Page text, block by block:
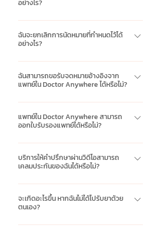
คำปรึกษาสิ้นสุดลง คุณสามารถดูเอกสาร
คุณมีไว้ในระหว่างการให้คำปรึกษาทางวิดีโอ
อุณหภูมิ ปากกาไฟฉาย หรือโทรศัพท์มือถือที่มี
ฟังก์ชันไฟฉายเพื่อส่องสว่างและให้ภาพที่
ชัดเจนขึ้นในส่วนของร่างกายที่สนใจ เครื่อง
และอัตราการเต้นของหัวใจ เครื่องตรวจ
น้ำตาลชนิดพกพาสำหรับผู้ป่วยโรคเบาหวาน
น้ำหนัก อุปกรณ์อื่นๆ ที่คุณรู้สึกว่าจะเป็น
ประโยชน์สำหรับการให้คำปรึกษา
ภูมิแพ้ โรคผิวหนัง อาการบาดเจ็บจากการเดิน
ทางหรือการเล่นกีฬา นอกจากนี้เรายังให้
บริการจัดส่งยาจากคลินิกไปยังหน้าประตูบ้าน
ของคุณภายในสามชั่วโมง นับจากเวลาที่คุณ
ทราบว่าแพทย์ของเราไม่ได้สั่งยาที่มีสารเสพ
ติดใดๆ กรุณาอย่าลังเลใจที่จะสอบถามข้อมูล
เพิ่มเติมเกี่ยวกับประเภทของยาที่เหมาะสมกับ
อาการของคุณ
อย่างไร?
บริการของ Doctor Anywhere ครอบคลุม
เฉพาะปัญหาสุขภาพที่ไม่ร้ายแรงเท่านั้น และไม่
ควรใช้ในกรณีที่เกิดเหตุฉุกเฉินด้านการดูแล
สุขภาพ ในกรณีเช่นนี้กรุณาไปที่แผนก
อุบัติเหตุและฉุกเฉินของโรงพยาบาลที่ใกล้
ที่สุด หรือโทร 1669 ทันที
ฉันจะยกเลิกการนัดหมายที่กำหนดไว้ได้
อย่างไร?
เมื่อคุณทำการนัดหมายแล้ว คุณจะไม่สามารถ
ยกเลิกการนัดหมายนั้นได้ อย่างไรก็ตามคุณ
สามารทำการนัดหมายใหม่เป็นเวลาอื่นที่เหมาะ
สมได้อีกครั้ง กรุณาติดต่อทีมบริการลูกค้า
ของเราที่ (+66) 2 114 7788 หากคุณต้องการ
ทำการนัดหมายใหม่
ฉันสามารถขอรับจดหมายอ้างอิงจาก
แพทย์ใน Doctor Anywhere ได้หรือไม่?
ได้ แพทย์ของเราสามารถออกจดหมายอ้างอิง
(เช่น ผู้เชี่ยวชาญ การตรวจแล็บ) ใน
สถานการณ์ที่เหมาะสมทางการแพทย์ หาก
แพทย์ได้ออกจดหมายอ้างอิงให้คุณหลังจาก
การให้คำปรึกษาทางวิดีโอ จดหมายอ้างอิงนั้น
จะพร้อมใช้งานในแอปของคุณทันที
แพทย์ใน Doctor Anywhere สามารถ
ออกใบรับรองแพทย์ได้หรือไม่?
แพทย์ของเราสามารถออกใบรับรองแพทย์ได้
ในสถานการณ์ทางการแพทย์ที่เหมาะสม หาก
แพทย์ได้ออกใบรับรองแพทย์อิเล็กทรอนิกส์ให้
คุณหลังจากการให้คำปรึกษาทางวิดีโอ ใบรับ
รองแพทย์นั้นจะพร้อมใช้งานในแอปของคุณ
ทันที
บริการให้คำปรึกษาผ่านวิดีโอสามารถ
เคลมประกันของฉันได้หรือไม่?
บริษัทประกันภัยรายใหญ่ อาจจัดทำแผนผล
ประโยชน์ที่ครอบคลุมบริการการให้ปรึกษา
ทางการแพทย์ผ่านการสนทนาทางวิดีโอ
กรุณาตรวจสอบกับผู้ให้บริการประกันภัยของ
จะเกิดอะไรขึ้น หากฉันไม่ได้ไปรับยาด้วย
ตนเอง?